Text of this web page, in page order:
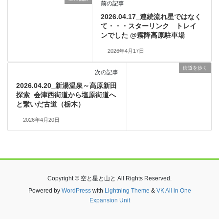
前の記事
2026.04.17_連続流れ星ではなく
て・・・スターリンク トレイ
ンでした @霧降高原駐車場
2026年4月17日
街道を歩く
次の記事
2026.04.20_新湯温泉～高原新田
探索_会津西街道から塩原街道へ
と繋いだ古道（栃木）
2026年4月20日
Copyright © 空と星と山と All Rights Reserved.
Powered by WordPresswith Lightning Theme & VK All in One
Expansion Unit